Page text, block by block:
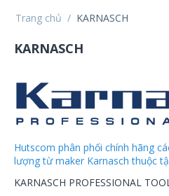
Trang chủ / KARNASCH
KARNASCH
Hutscom phân phối chính hãng
lượng từ maker Karnasch thuộc
KARNASCH PROFESSIONAL